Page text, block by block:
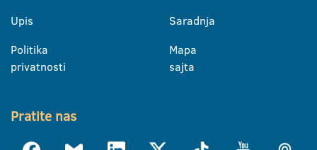
Upis
Politika
privatnosti
Saradnja
Mapa
sajta
Pratite nas